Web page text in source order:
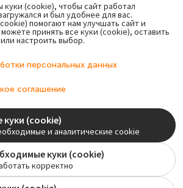
Любое использование либо
или подборки материалов сайта, элементов
лишь с разрешения правообладателя и
implantolog-fedorov.ru
медицинской деятельности №ЛО-77-01-020128
(cookie), чтобы сайт работал
и был удобнее для вас.
помогают нам улучшать сайт и
принять все куки (cookie), оставить
настроить выбор.
персональных данных
соглашение
куки (cookie)
и аналитические cookie
куки (cookie)
корректно